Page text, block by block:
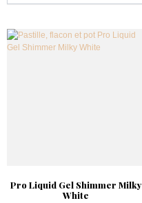
Pro Liquid Gel Shimmer Milky
White